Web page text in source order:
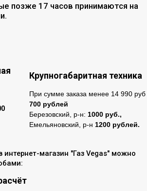
позже 17 часов принимаются на
Крупногабаритная техника
При сумме заказа менее 14 990 руб
700 рублей
Березовский, р-н: 1000 руб.,
Емельяновский, р-н 1200 рублей.
интернет-магазин "Газ Vegas" можно